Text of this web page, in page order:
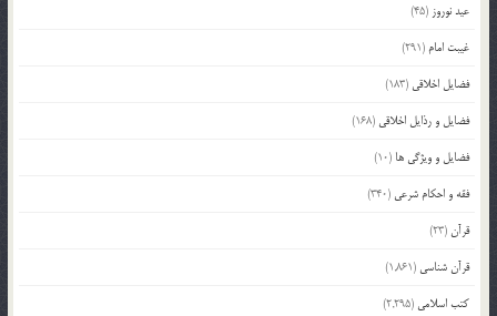
عید نوروز (45)
غیبت امام (291)
فضایل اخلاقی (183)
فضایل و رذایل اخلاقی (168)
فضایل و ویژگی ها (10)
فقه و احکام شرعی (340)
قرآن(23)
قرآن شناسی (1,861)
کتب اسلامی (2,295)